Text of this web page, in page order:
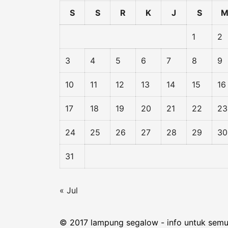
S S R K J S M
1 2
3 4 5 6 7 8 9
10 11 12 13 14 15 16
17 18 19 20 21 22 23
24 25 26 27 28 29 30
31
« Jul
© 2017 lampung segalow - info untuk